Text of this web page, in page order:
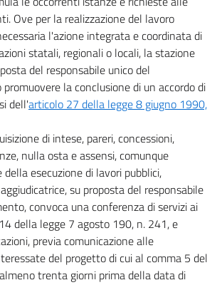
Ove per la realizzazione del lavoro
l'azione integrata e coordinata di
statali, regionali o locali, la stazione
del responsabile unico del
la conclusione di un accordo di
dell'articolo 27 della legge 8 giugno 1990,
di intese, pareri, concessioni,
nulla osta e assensi, comunque
esecuzione di lavori pubblici,
su proposta del responsabile
convoca una conferenza di servizi ai
della legge 7 agosto 190, n. 241, e
previa comunicazione alle
del progetto di cui al comma 5 del
trenta giorni prima della data di